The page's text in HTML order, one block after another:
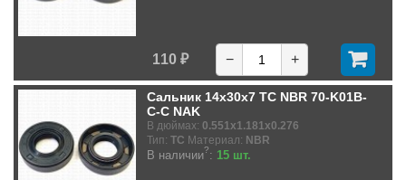
110 ₽ − +
Сальник 14x30x7 TC NBR 70-K01B-
C-C NAK
В дюймах: 0.551x1.181x0.276
Тип: TC Материал: NBR
В наличии?: 15 шт.